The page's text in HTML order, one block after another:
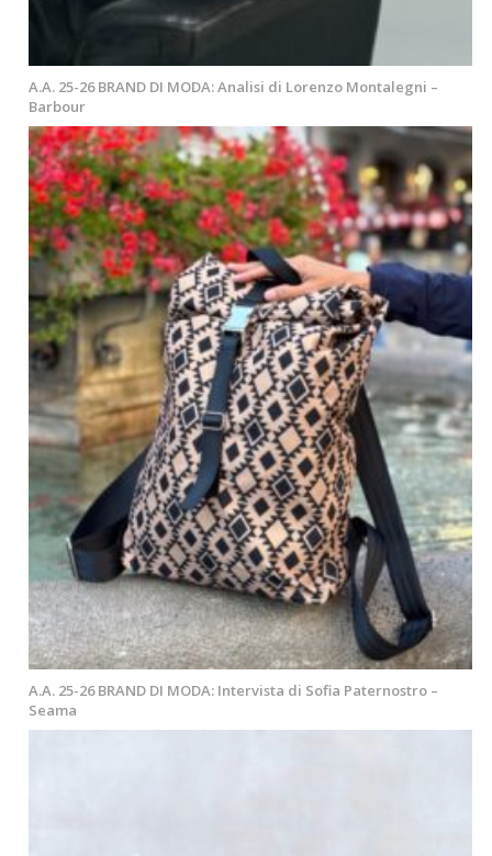
A.A. 25-26 BRAND DI MODA: Analisi di Lorenzo Montalegni –
Barbour
A.A. 25-26 BRAND DI MODA: Intervista di Sofia Paternostro –
Seama